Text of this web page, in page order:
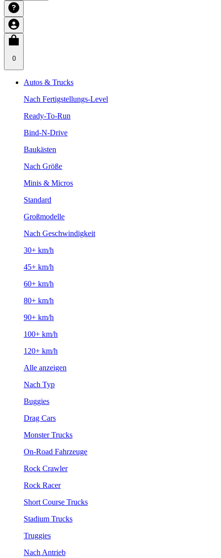
0
Autos & Trucks
Nach Fertigstellungs-Level
Ready-To-Run
Bind-N-Drive
Baukästen
Nach Größe
Minis & Micros
Standard
Großmodelle
Nach Geschwindigkeit
30+ km/h
45+ km/h
60+ km/h
80+ km/h
90+ km/h
100+ km/h
120+ km/h
Alle anzeigen
Nach Typ
Buggies
Drag Cars
Monster Trucks
On-Road Fahrzeuge
Rock Crawler
Rock Racer
Short Course Trucks
Stadium Trucks
Truggies
Nach Antrieb